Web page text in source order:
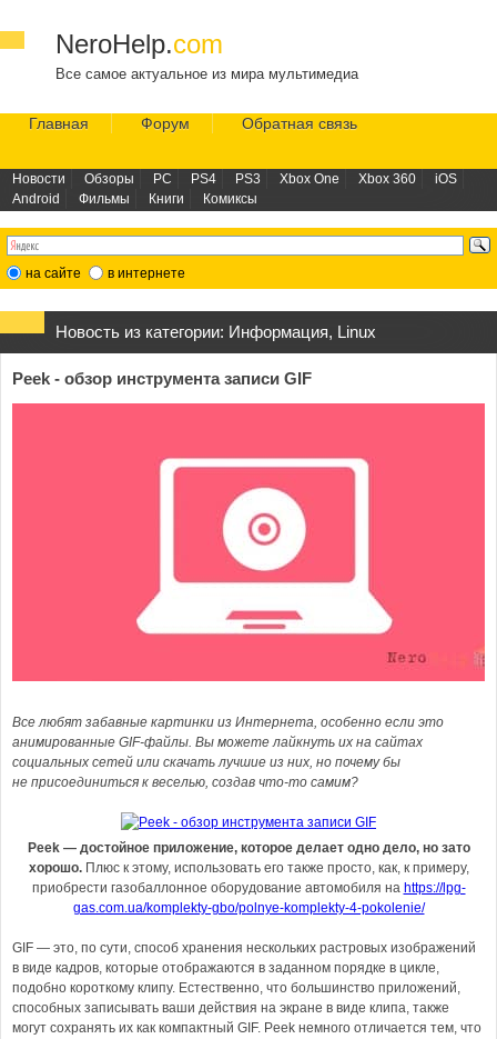
NeroHelp.com
Все самое актуальное из мира мультимедиа
Главная Форум Обратная связь
Новости Обзоры PC PS4 PS3 Xbox One Xbox 360
iOS
Android
Фильмы Книги Комиксы
на сайте в интернете
Новость из категории: Информация, Linux
Peek - обзор инструмента записи GIF
Все любят забавные картинки из Интернета, особенно если это
анимированные GIF-файлы. Вы можете лайкнуть их на сайтах
социальных сетей или скачать лучшие из них, но почему бы
не присоединиться к веселью, создав что-то самим?
Peek — достойное приложение, которое делает одно дело, но зато
хорошо.Плюс к этому, использовать его также просто, как, к примеру,
приобрести газобаллонное оборудование автомобиля на https://lpg-
gas.com.ua/komplekty-gbo/polnye-komplekty-4-pokolenie/
GIF — это, по сути, способ хранения нескольких растровых изображений
в виде кадров, которые отображаются в заданном порядке в цикле,
подобно короткому клипу. Естественно, что большинство приложений,
способных записывать ваши действия на экране в виде клипа, также
могут сохранять их как компактный GIF. Peek немного отличается тем, что